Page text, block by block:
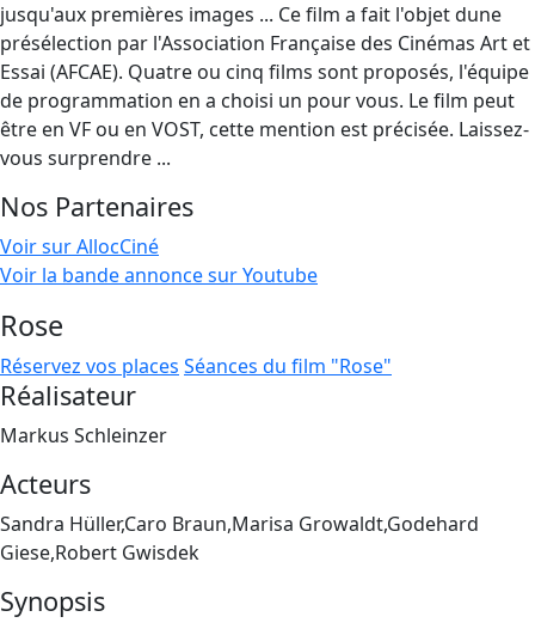
jusqu'aux premières images ... Ce film a fait l'objet dune
présélection par l'Association Française des Cinémas Art et
Essai (AFCAE). Quatre ou cinq films sont proposés, l'équipe
de programmation en a choisi un pour vous. Le film peut
être en VF ou en VOST, cette mention est précisée. Laissez-
vous surprendre ...
Nos Partenaires
Voir sur AllocCiné
Voir la bande annonce sur Youtube
Rose
Réservez vos places Séances du film "Rose"
Réalisateur
Markus Schleinzer
Acteurs
Sandra Hüller,Caro Braun,Marisa Growaldt,Godehard
Giese,Robert Gwisdek
Synopsis